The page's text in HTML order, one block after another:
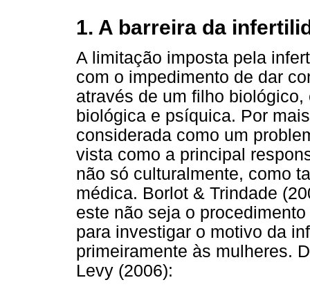
1. A barreira da
A limitação imposta pela
com o impedimento de dar
através de um filho
biológica e psíquica. Por
considerada como um
vista como a principal
não só culturalmente, como
médica. Borlot & Trindade
este não seja o
para investigar o motivo da
primeiramente às mulheres.
Levy (2006):